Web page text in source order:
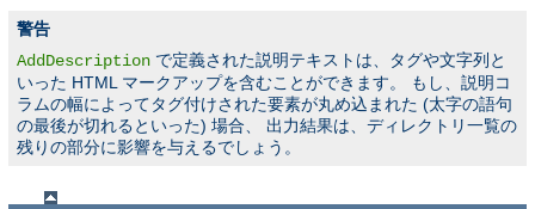
警告
AddDescription で定義された説明テキストは、タグや文字列と
いった HTML マークアップを含むことができます。 もし、説明コ
ラムの幅によってタグ付けされた要素が丸め込まれた (太字の語句
の最後が切れるといった) 場合、 出力結果は、ディレクトリ一覧の
残りの部分に影響を与えるでしょう。